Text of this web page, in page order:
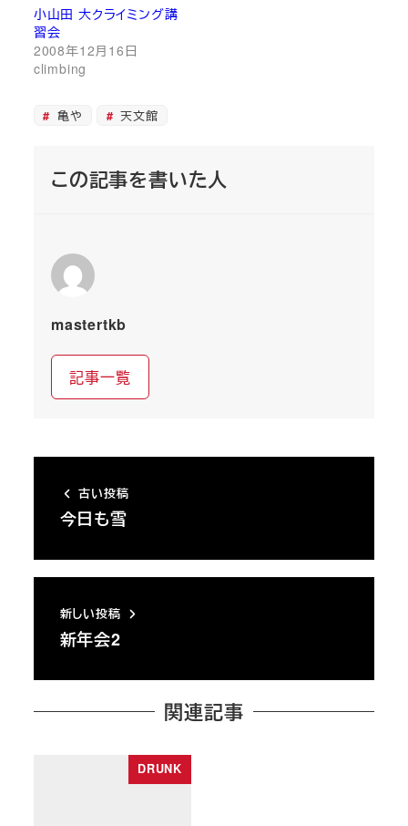
小山田 大クライミング講
習会
2008年12月16日
climbing
亀や 天文館
この記事を書いた人
mastertkb
記事一覧
古い投稿
今日も雪
新しい投稿
新年会2
関連記事
DRUNK